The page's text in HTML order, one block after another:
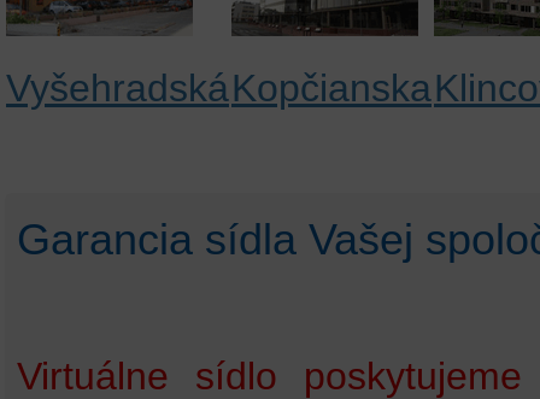
VyšehradskáKopčianska
Garancia sídla Vašej
Virtuálne sídlo